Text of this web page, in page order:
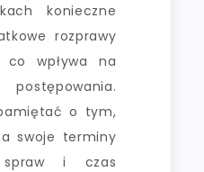
konieczne
rozprawy
co wpływa na
postępowania.
o tym,
swoje terminy
spraw i czas